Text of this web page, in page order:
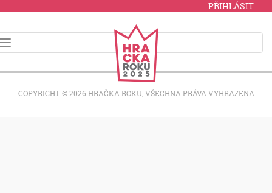
PŘIHLÁSIT
COPYRIGHT © 2026 HRAČKA ROKU, VŠECHNA PRÁVA VYHRAZENA